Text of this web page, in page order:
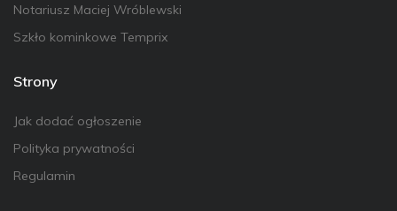
Notariusz Maciej Wróblewski
Szkło kominkowe Temprix
Strony
Jak dodać ogłoszenie
Polityka prywatności
Regulamin